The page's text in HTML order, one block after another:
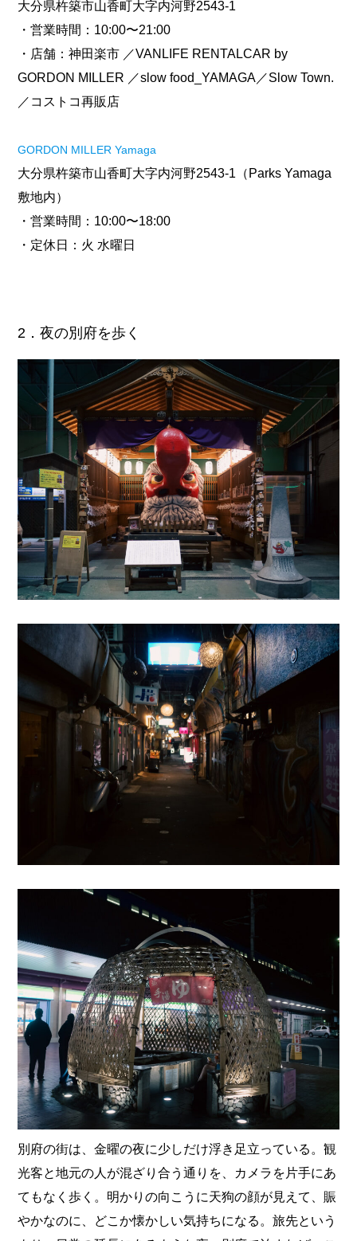
大分県杵築市山香町大字内河野2543-1
・営業時間：10:00〜21:00
・店舗：神田楽市 ／VANLIFE RENTALCAR by
GORDON MILLER ／slow food_YAMAGA／Slow Town.
／コストコ再販店
GORDON MILLER Yamaga
大分県杵築市山香町大字内河野2543-1（Parks Yamaga
敷地内）
・営業時間：10:00〜18:00
・定休日：火 水曜日
2．夜の別府を歩く
別府の街は、金曜の夜に少しだけ浮き足立っている。観
光客と地元の人が混ざり合う通りを、カメラを片手にあ
てもなく歩く。明かりの向こうに天狗の顔が見えて、賑
やかなのに、どこか懐かしい気持ちになる。旅先という